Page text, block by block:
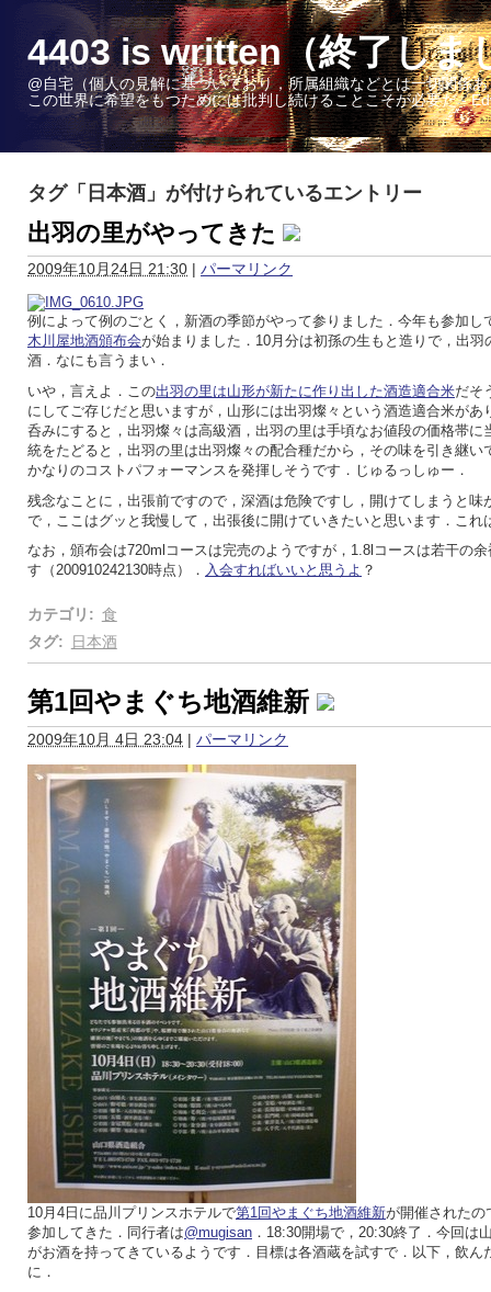
4403 is written（終了しま
@自宅（個人の見解に基づいており，所属組織などとは一切関係
この世界に希望をもつためには批判し続けることこそが必要だ -
タグ「日本酒」が付けられているエントリー
出羽の里がやってきた
2009年10月24日 21:30 | パーマリンク
例によって例のごとく，新酒の季節がやって参りました．今年も参加し
木川屋地酒頒布会が始まりました．10月分は初孫の生もと造りで，出羽
酒．なにも言うまい．
いや，言えよ．この出羽の里は山形が新たに作り出した酒造適合米だそ
にしてご存じだと思いますが，山形には出羽燦々という酒造適合米があ
呑みにすると，出羽燦々は高級酒，出羽の里は手頃なお値段の価格帯に
統をたどると，出羽の里は出羽燦々の配合種だから，その味を引き継い
かなりのコストパフォーマンスを発揮しそうです．じゅるっしゅー．
残念なことに，出張前ですので，深酒は危険ですし，開けてしまうと味
で，ここはグッと我慢して，出張後に開けていきたいと思います．これ
なお，頒布会は720mlコースは完売のようですが，1.8lコースは若干の
す（200910242130時点）． 入会すればいいと思うよ ？
カテゴリ : 食
タグ: 日本酒
第1回やまぐち地酒維新
2009年10月 4日 23:04 | パーマリンク
10月4日に品川プリンスホテルで第1回やまぐち地酒維新が開催されたの
参加してきた．同行者は@mugisan ．18:30開場で，20:30終了．今回は
がお酒を持ってきているようです．目標は各酒蔵を試すで．以下，飲ん
に．